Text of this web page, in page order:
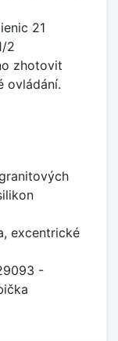
21
2
zhotovit
ovládání.
excentrické
-